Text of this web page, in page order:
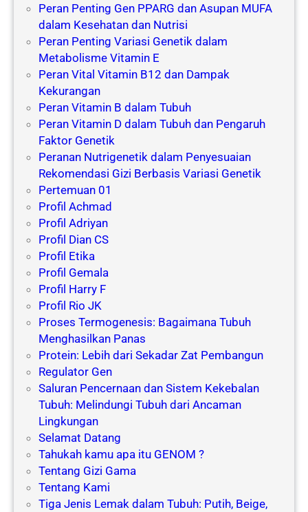
Peran Penting Gen PPARG dan Asupan MUFA
dalam Kesehatan dan Nutrisi
Peran Penting Variasi Genetik dalam
Metabolisme Vitamin E
Peran Vital Vitamin B12 dan Dampak
Kekurangan
Peran Vitamin B dalam Tubuh
Peran Vitamin D dalam Tubuh dan Pengaruh
Faktor Genetik
Peranan Nutrigenetik dalam Penyesuaian
Rekomendasi Gizi Berbasis Variasi Genetik
Pertemuan 01
Profil Achmad
Profil Adriyan
Profil Dian CS
Profil Etika
Profil Gemala
Profil Harry F
Profil Rio JK
Proses Termogenesis: Bagaimana Tubuh
Menghasilkan Panas
Protein: Lebih dari Sekadar Zat Pembangun
Regulator Gen
Saluran Pencernaan dan Sistem Kekebalan
Tubuh: Melindungi Tubuh dari Ancaman
Lingkungan
Selamat Datang
Tahukah kamu apa itu GENOM ?
Tentang Gizi Gama
Tentang Kami
Tiga Jenis Lemak dalam Tubuh: Putih, Beige,